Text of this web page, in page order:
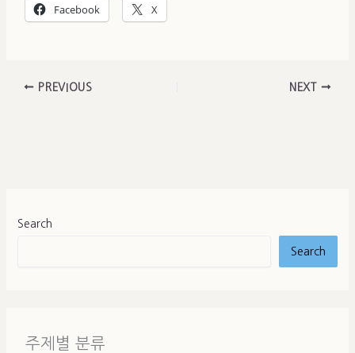
Facebook X
PREVIOUS NEXT
Search
Search
주제별 분류